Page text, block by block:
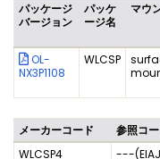
パッケージ
バージョン
パッケ
ージ名
マウ
OL-
NX3P1108
WLCSP
メーカーコード 参照コ
WLCSP4
---